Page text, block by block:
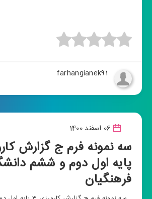
farhangianek91
06 اسفند 1400
پایه اول دوم و ششم
فرهنگیان